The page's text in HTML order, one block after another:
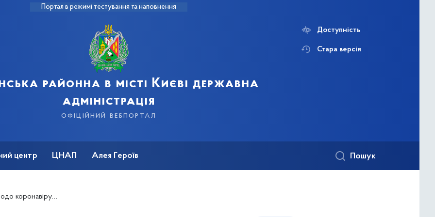
Портал в режимі тестування та наповнення
районна в місті Києві державна
адміністрація
офіційний вебпортал
Доступність
Стара версія
центр ЦНАП Алея Героїв Пошук
хвороби COVID-19